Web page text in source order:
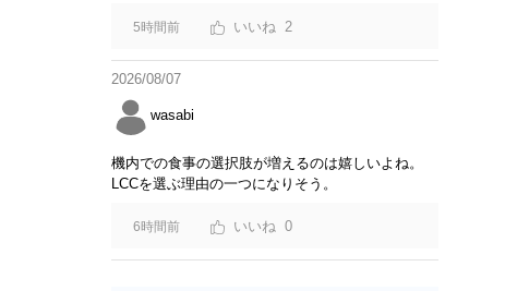
5時間前 2
2026/08/07
wasabi
機内での食事の選択肢が増えるのは嬉しいよね。
LCCを選ぶ理由の一つになりそう。
6時間前 0